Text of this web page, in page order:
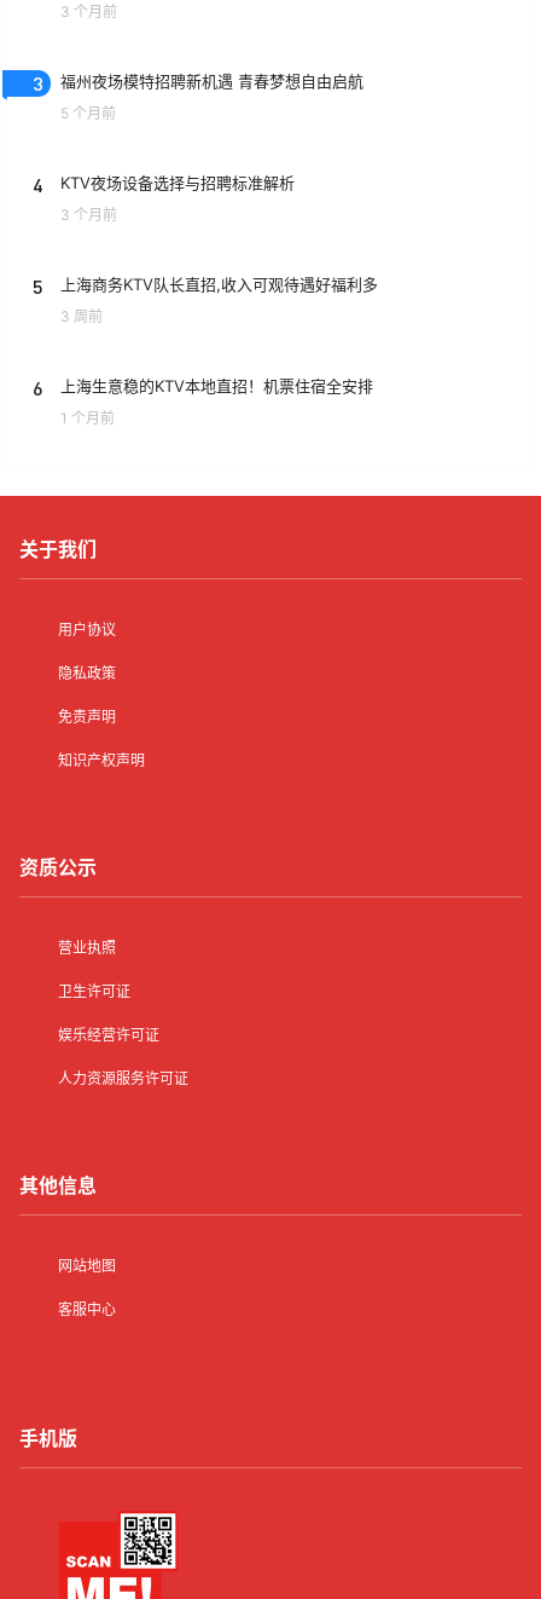
3 个月前
3 福州夜场模特招聘新机遇 青春梦想自由启航
5 个月前
4 KTV夜场设备选择与招聘标准解析
3 个月前
5 上海商务KTV队长直招,收入可观待遇好福利多
3 周前
6 上海生意稳的KTV本地直招！机票住宿全安排
1 个月前
关于我们
用户协议
隐私政策
免责声明
知识产权声明
资质公示
营业执照
卫生许可证
娱乐经营许可证
人力资源服务许可证
其他信息
网站地图
客服中心
手机版